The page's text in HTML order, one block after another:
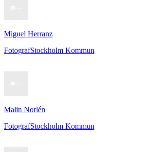
Miguel Herranz
FotografStockholm Kommun
Malin Norlén
FotografStockholm Kommun